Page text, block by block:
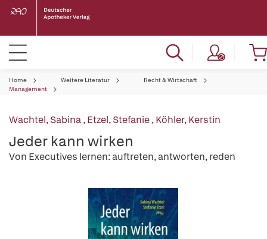
Home Weitere Literatur
Recht & Wirtschaft
Management
Wachtel, Sabina,Etzel, Stefanie,Köhler, Kerstin
Jeder kann wirken
Von Executives lernen: auftreten, antworten, reden